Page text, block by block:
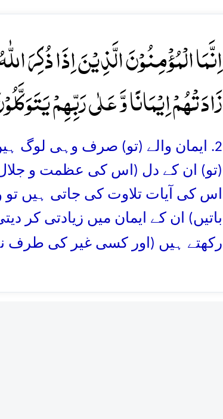
اِنَّمَا الۡمُؤۡمِنُوۡنَ الَّذِیۡنَ اِذَا ذُکِرَ
زَادَتۡہُمۡ اِیۡمَانًا وَّ عَلٰی رَبِّہِمۡ
2. ایمان والے (تو) صرف وہی لوگ
(تو) ان کے دل (اس کی عظمت و
اس کی آیات تلاوت کی جاتی ہیں تو
باتیں) ان کے ایمان میں زیادتی کر
رکھتے ہیں (اور کسی غیر کی طرف